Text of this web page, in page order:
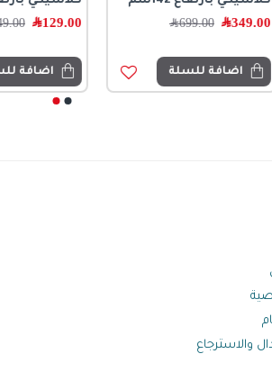
699.00﷼
للسلة
249.00 ﷼
اضافة للسلة
والاسترجاع